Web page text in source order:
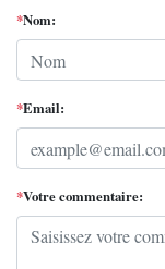
*Nom:
*Email:
*Votre commentaire: